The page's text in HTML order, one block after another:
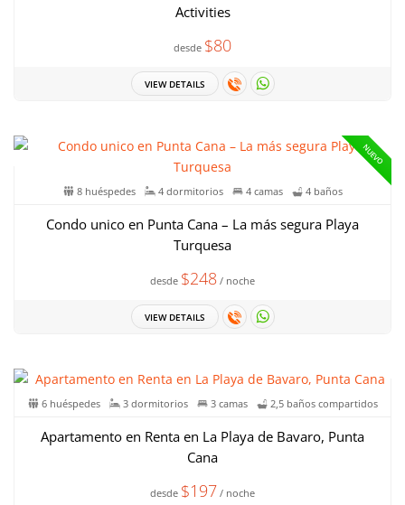
Activities
desde $80
VIEW DETAILS
NUEVO
8 huéspedes 4 dormitorios 4 camas 4 baños
Condo unico en Punta Cana – La más segura Playa
Turquesa
desde $248 / noche
VIEW DETAILS
6 huéspedes 3 dormitorios 3 camas 2,5 baños compartidos
Apartamento en Renta en La Playa de Bavaro, Punta
Cana
desde $197 / noche